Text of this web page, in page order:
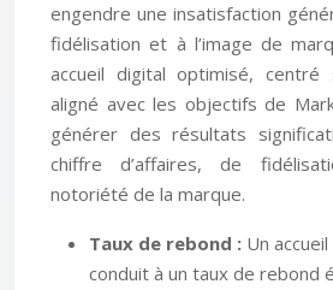
engendre une insatisfaction
fidélisation et à l’image de
accueil digital optimisé, centré
aligné avec les objectifs de
générer des résultats
chiffre d’affaires, de
notoriété de la marque.
Taux de rebond : Un
conduit à un taux de rebond